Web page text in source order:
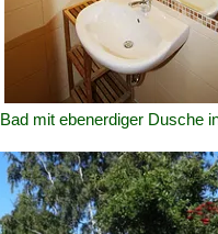
Bad mit ebenerdiger Dusche